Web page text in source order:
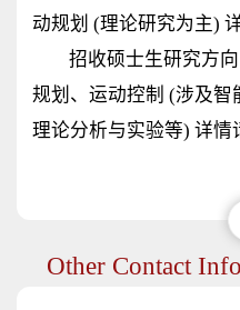
动规划 (理论研究为主)
招收硕士生研究方
规划、运动控制 (涉及智
理论分析与实验等) 详情
Other Contact